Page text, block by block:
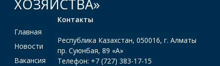
ХОЗЯЙСТВА»
Главная
Новости
Вакансия
Контакты
Республика Казахстан, 050016, г. Алматы
пр. Суюнбая, 89 «А»
Телефон: +7 (727) 383-17-15